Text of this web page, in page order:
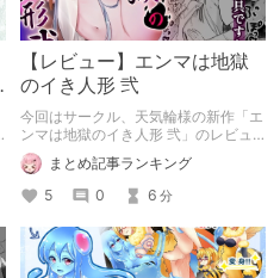
【レビュー】エンマは地獄
のイき人形 弐
今回はサークル、天気輪様の新作「エ
ンマは地獄のイき人形 弐」のレビュ
ー記事だよ。無表情ロリ系作品として
は非常に内容の濃いものとなっている
から見逃し厳禁だね。
まとめ記事ランキング
5
0 6 分